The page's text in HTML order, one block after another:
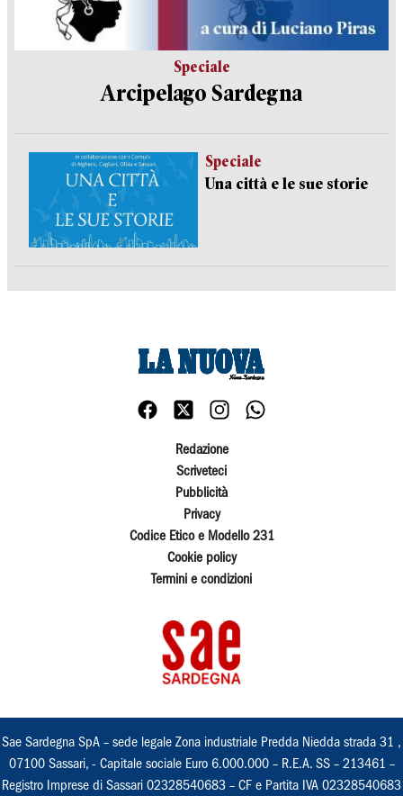
Speciale
Arcipelago Sardegna
Speciale
Una città e le sue storie
Redazione
Scriveteci
Pubblicità
Privacy
Codice Etico e Modello 231
Cookie policy
Termini e condizioni
Sae Sardegna SpA – sede legale Zona industriale Predda Niedda strada 31 ,
07100 Sassari, - Capitale sociale Euro 6.000.000 – R.E.A. SS – 213461 –
Registro Imprese di Sassari 02328540683 – CF e Partita IVA 02328540683